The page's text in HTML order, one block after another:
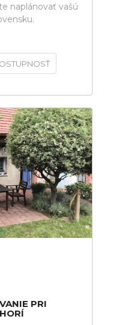
naplánovať vašú
PRI